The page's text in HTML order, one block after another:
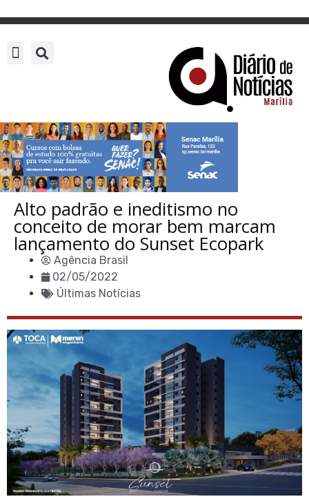
Alto padrão e ineditismo no
conceito de morar bem marcam
lançamento do Sunset Ecopark
Agência Brasil
02/05/2022
Últimas Notícias